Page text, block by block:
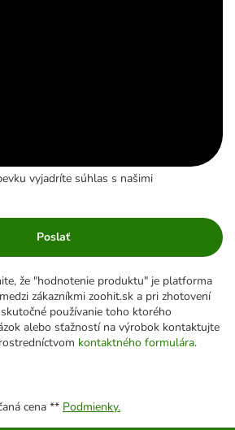
vyjadríte súhlas s našimi
Poslať
že "hodnotenie produktu" je platforma
zákazníkmi zoohit.sk a pri zhotovení
používanie toho ktorého
alebo sťažností na výrobok kontaktujte
kontaktného formulára.
cena ** Podmienky.